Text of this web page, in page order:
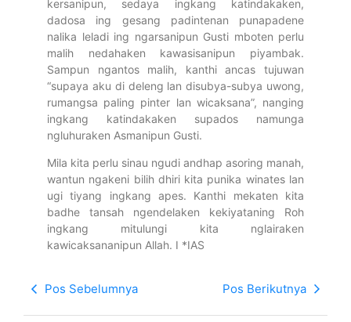
kersanipun, sedaya ingkang katindakaken,
dadosa ing gesang padintenan punapadene
nalika leladi ing ngarsanipun Gusti mboten perlu
malih nedahaken kawasisanipun piyambak.
Sampun ngantos malih, kanthi ancas tujuwan
“supaya aku di deleng lan disubya-subya uwong,
rumangsa paling pinter lan wicaksana”, nanging
ingkang katindakaken supados namunga
ngluhuraken Asmanipun Gusti.
Mila kita perlu sinau ngudi andhap asoring manah,
wantun ngakeni bilih dhiri kita punika winates lan
ugi tiyang ingkang apes. Kanthi mekaten kita
badhe tansah ngendelaken kekiyataning Roh
ingkang mitulungi kita nglairaken
kawicaksananipun Allah. I *IAS
Pos Sebelumnya Pos Berikutnya